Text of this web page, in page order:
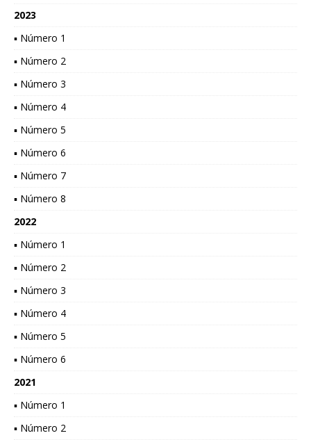
2023
▪ Número 1
▪ Número 2
▪ Número 3
▪ Número 4
▪ Número 5
▪ Número 6
▪ Número 7
▪ Número 8
2022
▪ Número 1
▪ Número 2
▪ Número 3
▪ Número 4
▪ Número 5
▪ Número 6
2021
▪ Número 1
▪ Número 2